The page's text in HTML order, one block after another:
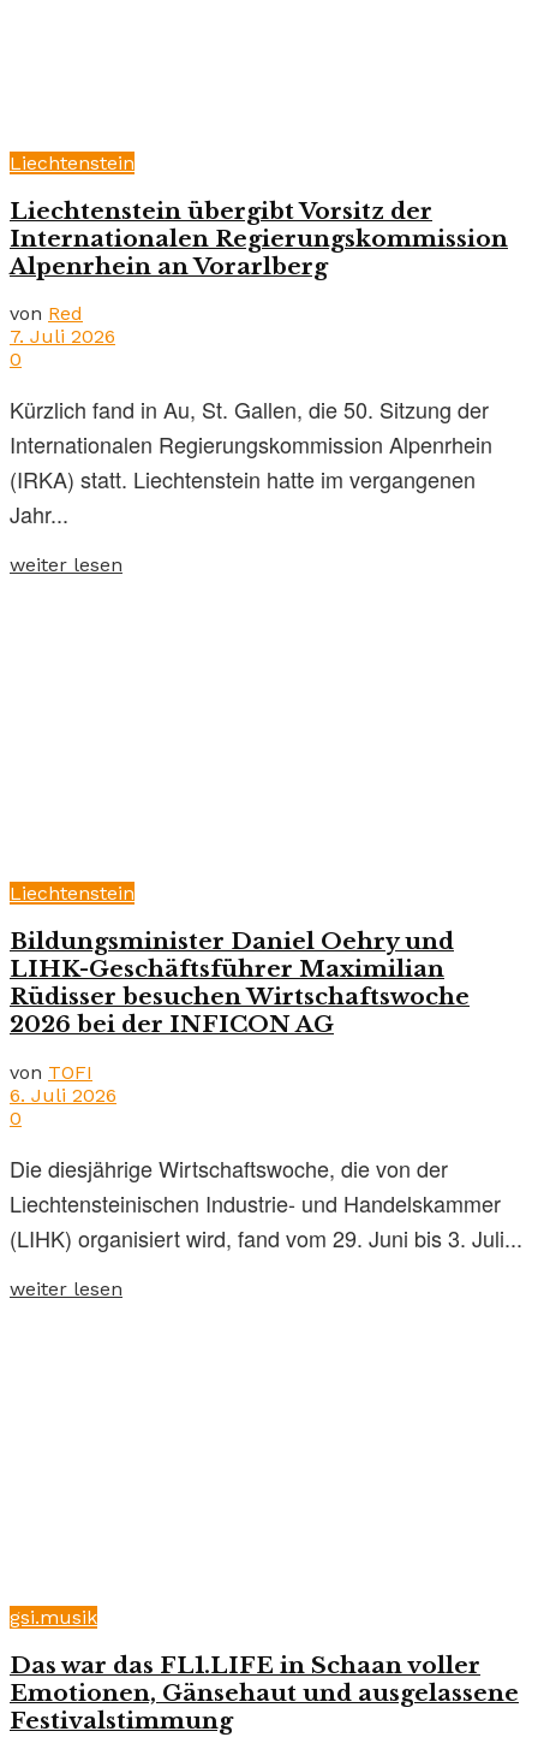
Liechtenstein
Liechtenstein übergibt Vorsitz der
Internationalen Regierungskommission
Alpenrhein an Vorarlberg
von Red
7. Juli 2026
0
Kürzlich fand in Au, St. Gallen, die 50. Sitzung der
Internationalen Regierungskommission Alpenrhein
(IRKA) statt. Liechtenstein hatte im vergangenen
Jahr...
weiter lesen
Liechtenstein
Bildungsminister Daniel Oehry und
LIHK-Geschäftsführer Maximilian
Rüdisser besuchen Wirtschaftswoche
2026 bei der INFICON AG
von TOFI
6. Juli 2026
0
Die diesjährige Wirtschaftswoche, die von der
Liechtensteinischen Industrie- und Handelskammer
(LIHK) organisiert wird, fand vom 29. Juni bis 3. Juli...
weiter lesen
gsi.musik
Das war das FL1.LIFE in Schaan voller
Emotionen, Gänsehaut und ausgelassene
Festivalstimmung